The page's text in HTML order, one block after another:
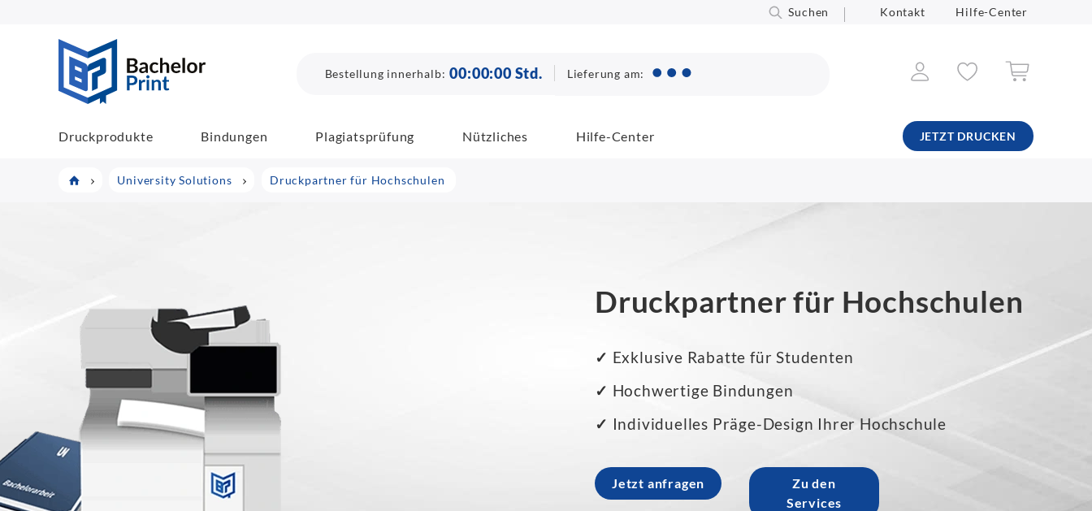
Suchen Kontakt Hilfe-Center
Bestellung innerhalb: 00:00:00 Std. Lieferung am:
Druckprodukte Bindungen Plagiatsprüfung Nützliches Hilfe-Center JETZT DRUCKEN
University Solutions Druckpartner für Hochschulen
Druckpartner für Hochschulen
✓ Exklusive Rabatte für Studenten
✓ Hochwertige Bindungen
✓ Individuelles Präge-Design Ihrer Hochschule
Jetzt anfragen
Zu den
Services